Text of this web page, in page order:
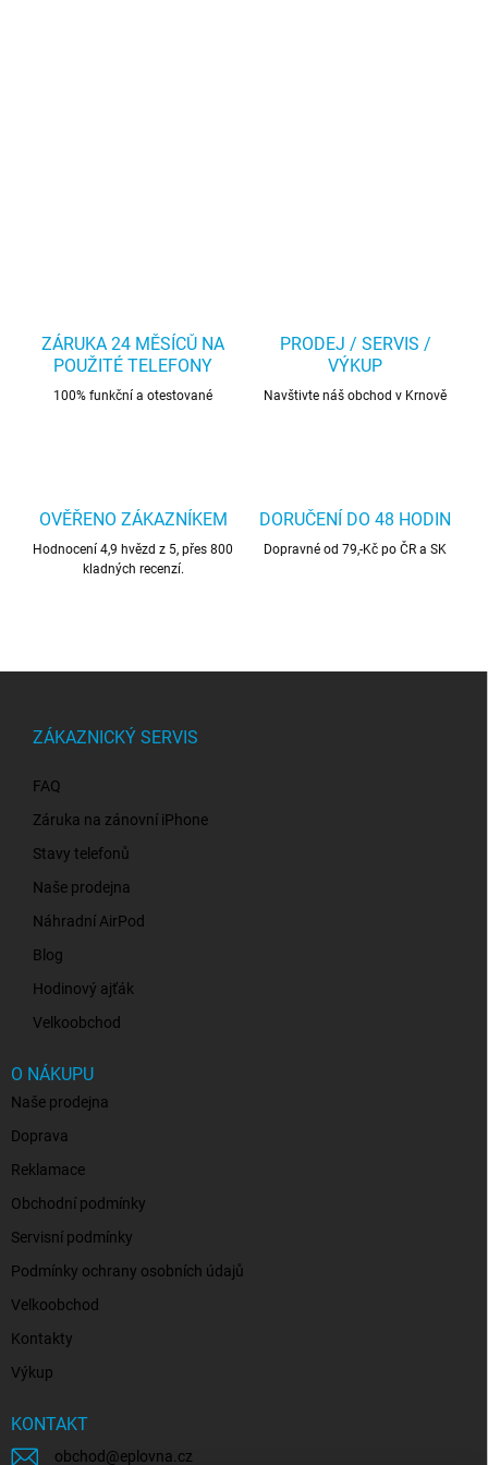
ZÁRUKA 24 MĚSÍCŮ NA
POUŽITÉ TELEFONY
100% funkční a otestované
PRODEJ / SERVIS /
VÝKUP
Navštivte náš obchod v Krnově
OVĚŘENO ZÁKAZNÍKEM
Hodnocení 4,9 hvězd z 5, přes 800
kladných recenzí.
DORUČENÍ DO 48 HODIN
Dopravné od 79,-Kč po ČR a SK
ZÁKAZNICKÝ SERVIS
FAQ
Záruka na zánovní iPhone
Stavy telefonů
Naše prodejna
Náhradní AirPod
Blog
Hodinový ajťák
Velkoobchod
O NÁKUPU
Naše prodejna
Doprava
Reklamace
Obchodní podmínky
Servisní podmínky
Podmínky ochrany osobních údajů
Velkoobchod
Kontakty
Výkup
KONTAKT
obchod @eplovna.cz